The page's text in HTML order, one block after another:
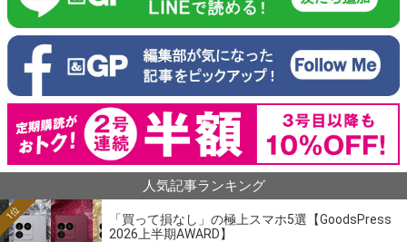
人気記事ランキング
「買って損なし」の極上スマホ5選【GoodsPress
2026上半期AWARD】
1位